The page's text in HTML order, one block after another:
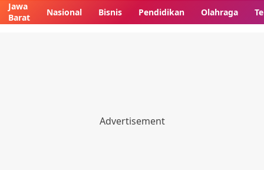
Jawa
Barat
Nasional Bisnis Pendidikan Olahraga